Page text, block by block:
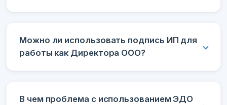
Можно ли использовать подпись ИП для
работы как Директора ООО?
В чем проблема с использованием ЭДО